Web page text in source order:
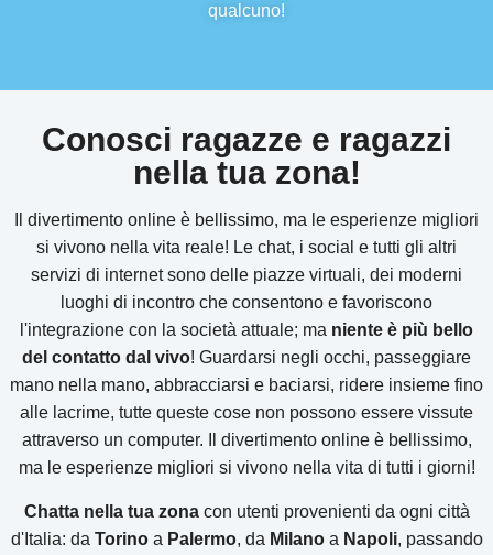
qualcuno!
Conosci ragazze e ragazzi
nella tua zona!
Il divertimento online è bellissimo, ma le esperienze migliori
si vivono nella vita reale! Le chat, i social e tutti gli altri
servizi di internet sono delle piazze virtuali, dei moderni
luoghi di incontro che consentono e favoriscono
l'integrazione con la società attuale; ma niente è più bello
del contatto dal vivo! Guardarsi negli occhi, passeggiare
mano nella mano, abbracciarsi e baciarsi, ridere insieme fino
alle lacrime, tutte queste cose non possono essere vissute
attraverso un computer. Il divertimento online è bellissimo,
ma le esperienze migliori si vivono nella vita di tutti i giorni!
Chatta nella tua zonacon utenti provenienti da ogni città
d'Italia: da Torinoa Palermo, da Milanoa Napoli, passando